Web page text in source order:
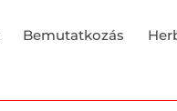
Bemutatkozás